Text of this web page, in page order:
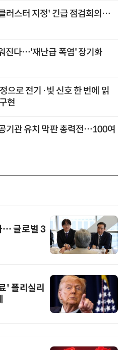
러스터 지정' 긴급 점검회의…
진다…'재난급 폭염' 장기화
으로 전기·빛 신호 한 번에 읽
현
기관 유치 막판 총력전…100여
… 글로벌 3
' 폴리실리